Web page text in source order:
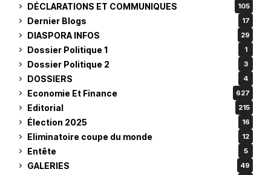
DÉCLARATIONS ET COMMUNIQUES 105
Dernier Blogs 17
DIASPORA INFOS 29
Dossier Politique 1 1
Dossier Politique 2 3
DOSSIERS 4
Economie Et Finance 627
Editorial 215
Élection 2025 16
Eliminatoire coupe du monde 12
Entête 5
GALERIES 49